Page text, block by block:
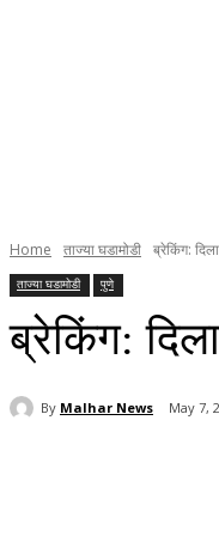
Home ताज्या घडामोडी ब्रेकिंग:
ताज्या घडामोडी पुणे
ब्रेकिंग:
By Malhar News May 7,